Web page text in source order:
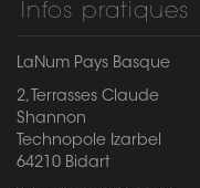
Infos pratiques
LaNum Pays Basque
2, Terrasses Claude
Shannon
Technopole Izarbel
64210 Bidart